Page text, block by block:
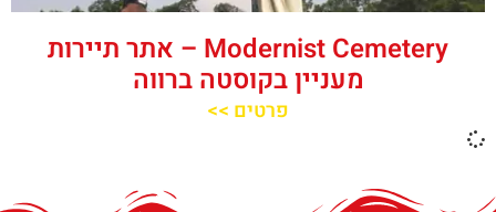
‪‪Modernist Cemetery‬‬ – אתר תיירות
מעניין בקוסטה ברווה
פרטים >>